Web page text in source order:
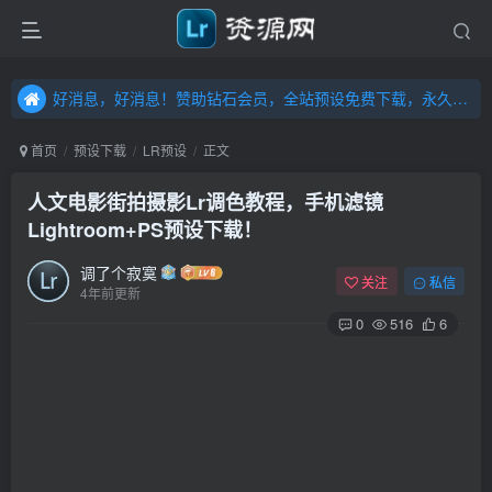
好消息，好消息！赞助钻石会员，全站预设免费下载，永久钻石会员，”送“万元超值资源，内容丰富，容量高达20T，不断更新！点击进入……
好消息，好消息！赞助钻石会员，全站预设免费下载，永久钻石会员，”送“万元超值资源，内容丰富，容量高达20T，不断更新！点击进入……
首页 预设下载 LR预设 正文
人文电影街拍摄影Lr调色教程，手机滤镜
Lightroom+PS预设下载！
调了个寂寞
4年前更新
关注 私信
0 516 6